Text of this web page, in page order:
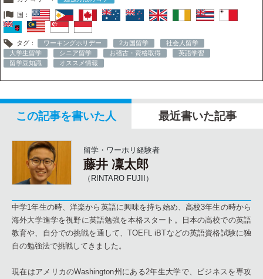
国：
タグ： ワーキングホリデー 2カ国留学
社会人留学
大学生留学
シニア留学 お稽古・資格取得
英語学習
留学豆知識
オススメ情報
この記事を書いた人 最近書いた記事
留学・ワーホリ経験者
藤井 凜太郎
（RINTARO FUJII）
中学1年生の時、洋楽から英語に興味を持ち始め、高校3年生の時から
海外大学進学を視野に英語勉強を本格スタート。日本の高校での英語
教育や、自分での挑戦を通して、TOEFL iBTなどの英語資格試験に独
自の勉強法で挑戦してきました。
現在はアメリカのWashington州にある2年生大学で、ビジネスを専攻